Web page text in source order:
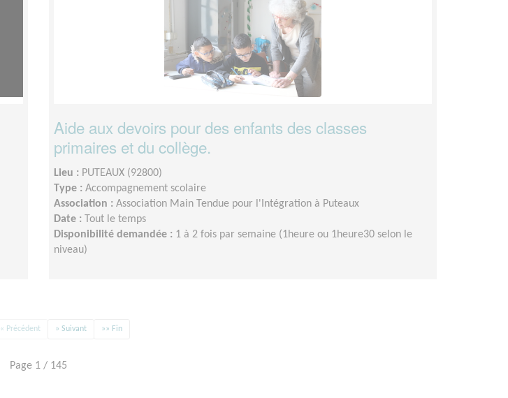
Aide aux devoirs pour des enfants des classes
primaires et du collège.
Lieu : PUTEAUX (92800)
Type : Accompagnement scolaire
Association : Association Main Tendue pour l'Intégration à Puteaux
Date :
Tout le temps
Disponibilité demandée : 1 à 2 fois par semaine (1heure ou 1heure30 selon le
niveau)
« Précédent » Suivant »» Fin
Page 1 / 145